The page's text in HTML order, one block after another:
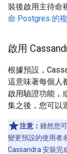
裝後啟用主待命
命 Postgres 的
啟用
根據預設，
這意味著每個人
啟用驗證功能，
集之後，您可以
注意： 雖然您
變更預設的使用者
Cassandra 安裝完